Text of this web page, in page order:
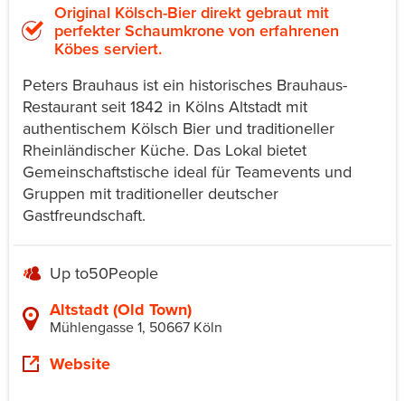
Original Kölsch-Bier direkt gebraut mit
perfekter Schaumkrone von erfahrenen
Köbes serviert.
Peters Brauhaus ist ein historisches Brauhaus-
Restaurant seit 1842 in Kölns Altstadt mit
authentischem Kölsch Bier und traditioneller
Rheinländischer Küche. Das Lokal bietet
Gemeinschaftstische ideal für Teamevents und
Gruppen mit traditioneller deutscher
Gastfreundschaft.
Up to50People
Altstadt (Old Town)
Mühlengasse 1, 50667 Köln
Website